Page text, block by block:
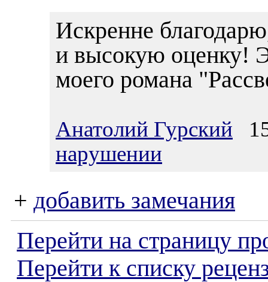
Искренне
и высокую оценку!
моего романа
Анатолий Гурский
нарушении
+ добавить замечания
Перейти на страницу
Перейти к списку